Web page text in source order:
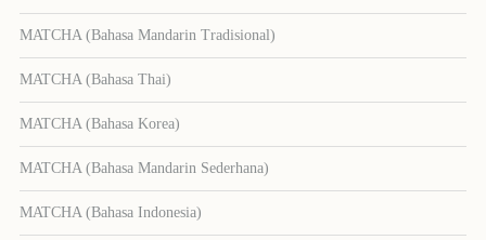
MATCHA (Bahasa Mandarin Tradisional)
MATCHA (Bahasa Thai)
MATCHA (Bahasa Korea)
MATCHA (Bahasa Mandarin Sederhana)
MATCHA (Bahasa Indonesia)